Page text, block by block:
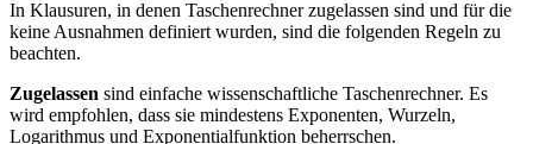
In Klausuren, in denen Taschenrechner zugelassen sind und für die
keine Ausnahmen definiert wurden, sind die folgenden Regeln zu
beachten.
Zugelassen sind einfache wissenschaftliche Taschenrechner. Es
wird empfohlen, dass sie mindestens Exponenten, Wurzeln,
Logarithmus und Exponentialfunktion beherrschen.